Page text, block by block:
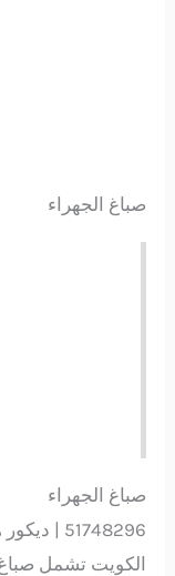
صباغ الجهراء
صباغ الجهراء
الكويت تشمل